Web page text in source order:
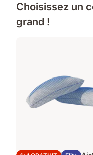
Choisissez un
grand !